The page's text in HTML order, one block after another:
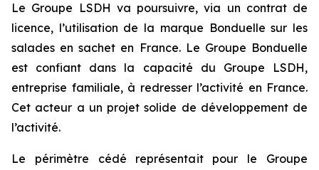
Le Groupe LSDH va poursuivre, via un contrat de
licence, l’utilisation de la marque Bonduelle sur les
salades en sachet en France. Le Groupe Bonduelle
est confiant dans la capacité du Groupe LSDH,
entreprise familiale, à redresser l’activité en France.
Cet acteur a un projet solide de développement de
l’activité.
Le périmètre cédé représentait pour le Groupe